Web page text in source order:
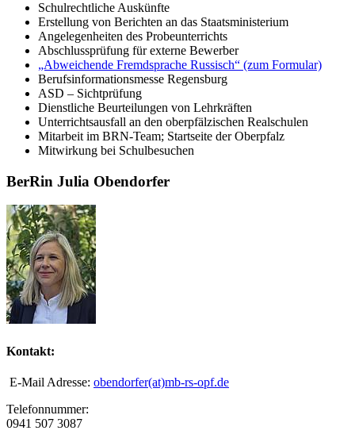
Schulrechtliche Auskünfte
Erstellung von Berichten an das Staatsministerium
Angelegenheiten des Probeunterrichts
Abschlussprüfung für externe Bewerber
„Abweichende Fremdsprache Russisch“ (zum Formular)
Berufsinformationsmesse Regensburg
ASD – Sichtprüfung
Dienstliche Beurteilungen von Lehrkräften
Unterrichtsausfall an den oberpfälzischen Realschulen
Mitarbeit im BRN-Team; Startseite der Oberpfalz
Mitwirkung bei Schulbesuchen
BerRin Julia Obendorfer
Kontakt:
E-Mail Adresse: obendorfer(at)mb-rs-opf.de
Telefonnummer:
0941 507 3087